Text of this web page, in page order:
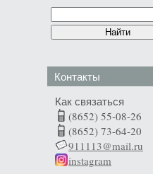
Контакты
Как связаться
(8652) 55-08-26
(8652) 73-64-20
911113@mail.ru
instagram